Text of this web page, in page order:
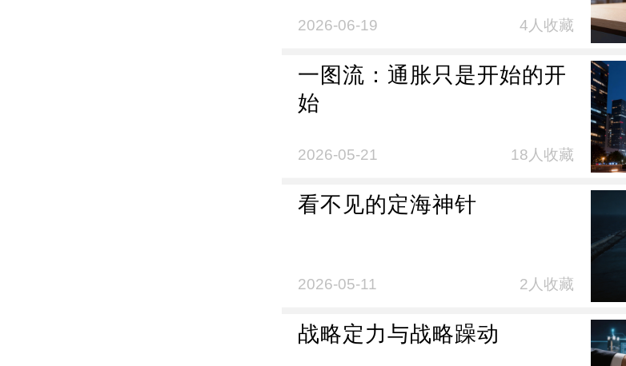
2026-06-19 4人收藏
一图流：通胀只是开始的开
始
2026-05-21 18人收藏
看不见的定海神针
2026-05-11 2人收藏
战略定力与战略躁动